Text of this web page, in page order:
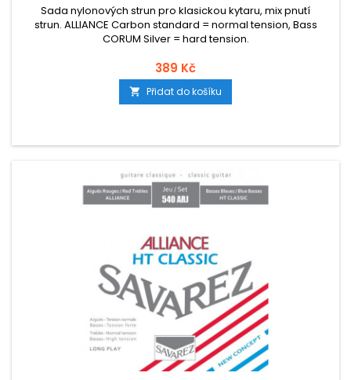
Sada nylonových strun pro klasickou kytaru, mix pnutí
strun. ALLIANCE Carbon standard = normal tension, Bass
CORUM Silver = hard tension.
389 Kč
 Přidat do košíku